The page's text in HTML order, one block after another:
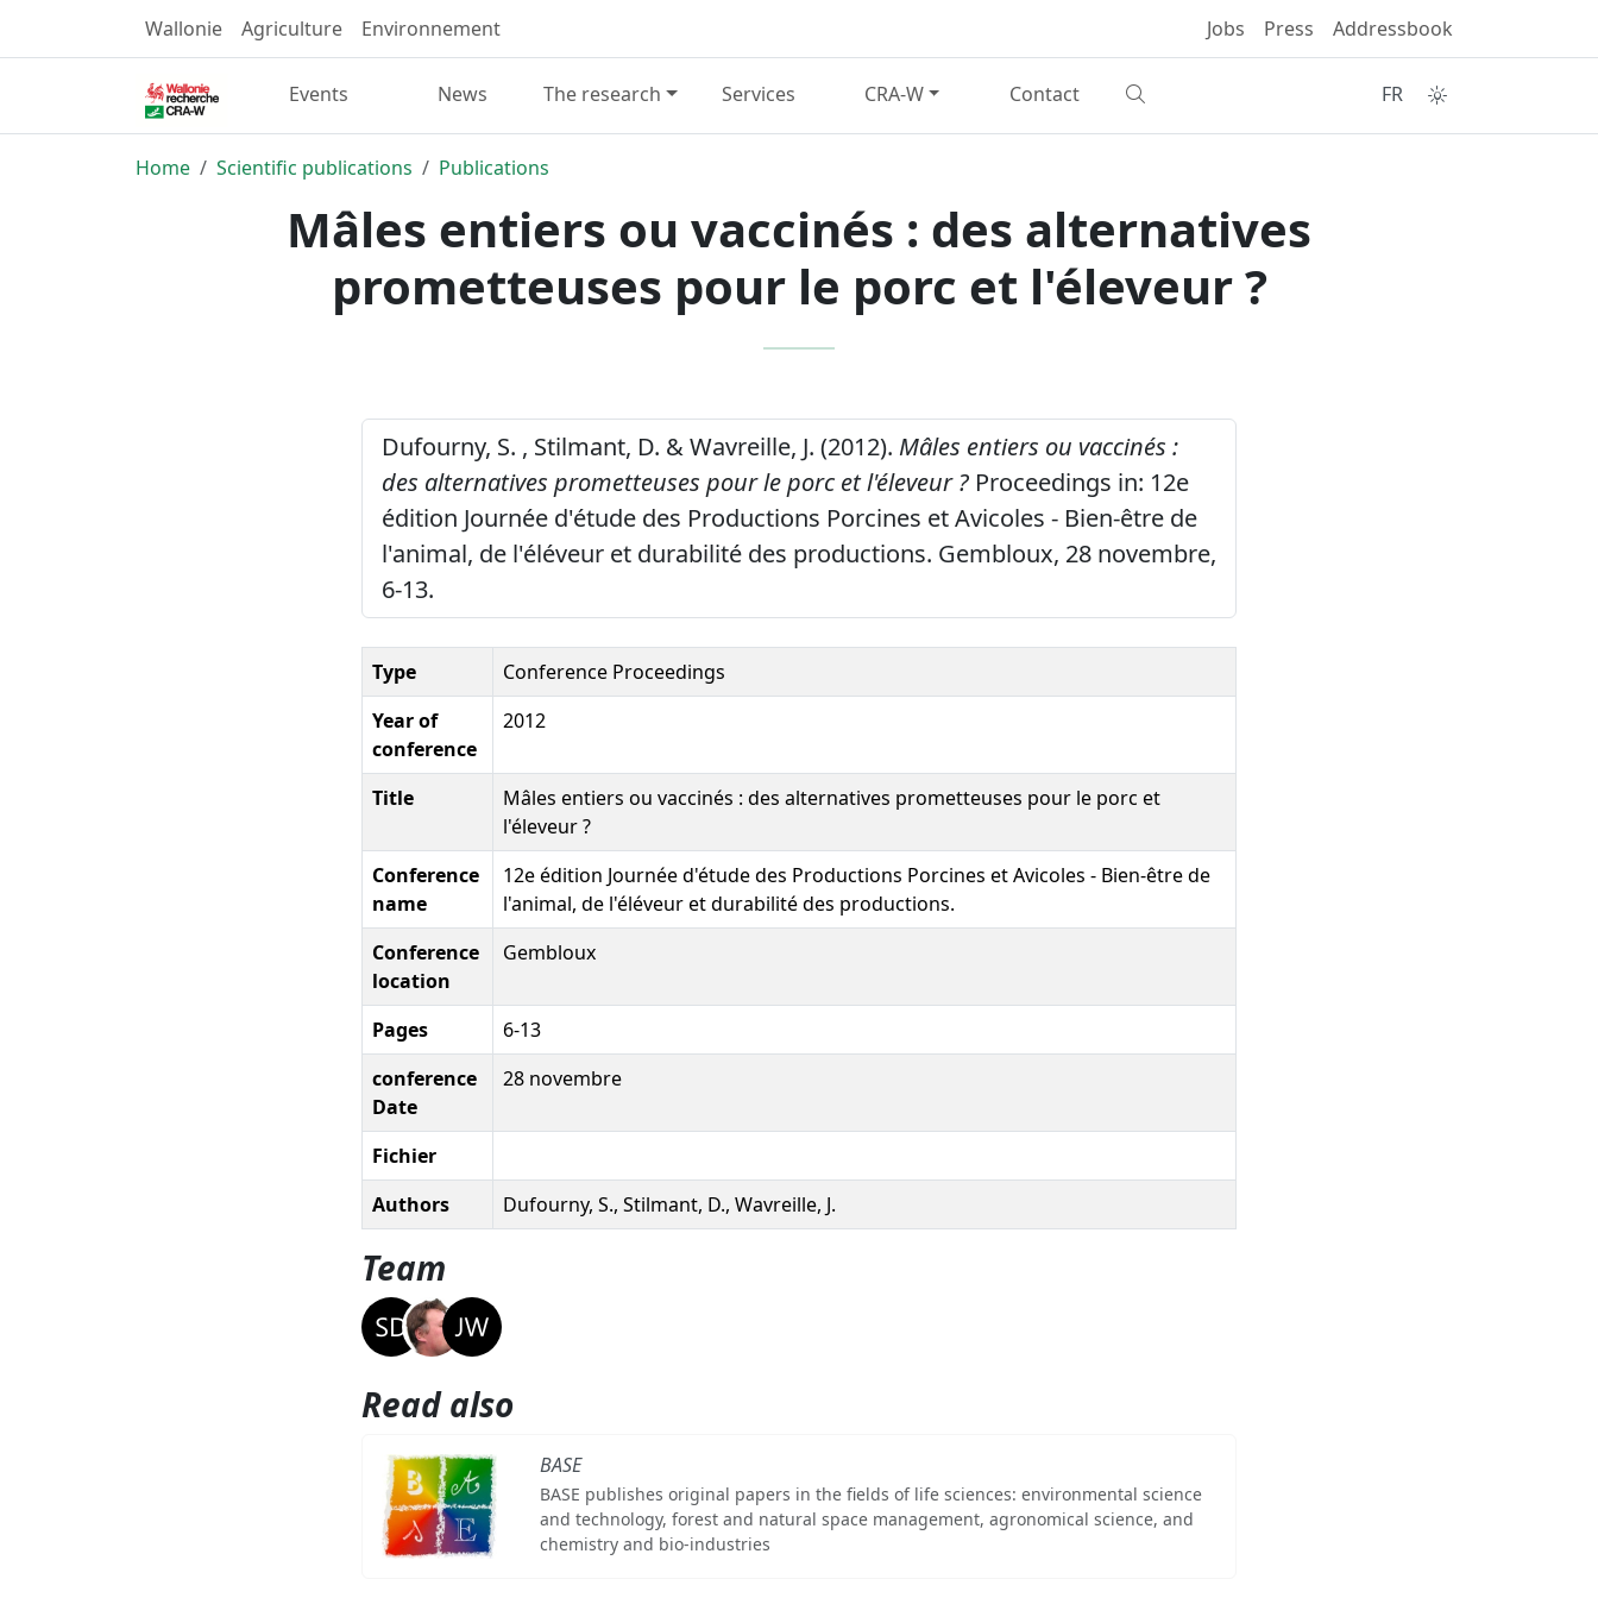
Wallonie Agriculture Environnement Jobs Press Addressbook
Events News The research Services CRA-W Contact FR
Home Scientific publications Publications
Mâles entiers ou vaccinés : des alternatives
prometteuses pour le porc et l'éleveur ?
Dufourny, S. , Stilmant, D. & Wavreille, J. (2012). Mâles entiers ou vaccinés :
des alternatives prometteuses pour le porc et l'éleveur ? Proceedings in: 12e
édition Journée d'étude des Productions Porcines et Avicoles - Bien-être de
l'animal, de l'éléveur et durabilité des productions. Gembloux, 28 novembre,
6-13.
Type
Conference Proceedings
Year of
conference
2012
Title
Mâles entiers ou vaccinés : des alternatives prometteuses pour le porc et
l'éleveur ?
Conference
name
12e édition Journée d'étude des Productions Porcines et Avicoles - Bien-être de
l'animal, de l'éléveur et durabilité des productions.
Conference
location
Gembloux
Pages
6-13
conference
Date
28 novembre
Fichier
Authors
Dufourny, S., Stilmant, D., Wavreille, J.
Team
Read also
BASE
BASE publishes original papers in the fields of life sciences: environmental science
and technology, forest and natural space management, agronomical science, and
chemistry and bio-industries